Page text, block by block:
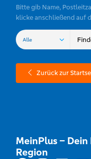
Bitte gib Name,
klicke anschließend auf
Zurück zur
MeinPlus –
Region